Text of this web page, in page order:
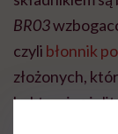
BR03
czyli błonnik
złożonych,
bakteryjną jelit.